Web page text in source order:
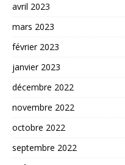
avril 2023
mars 2023
février 2023
janvier 2023
décembre 2022
novembre 2022
octobre 2022
septembre 2022